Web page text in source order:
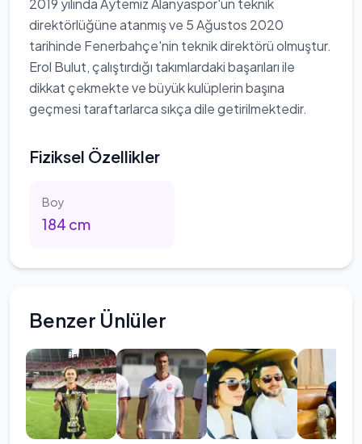
2019 yılında Aytemiz Alanyaspor'un teknik
direktörlüğüne atanmış ve 5 Ağustos 2020
tarihinde Fenerbahçe'nin teknik direktörü olmuştur.
Erol Bulut, çalıştırdığı takımlardaki başarıları ile
dikkat çekmekte ve büyük kulüplerin başına
geçmesi taraftarlarca sıkça dile getirilmektedir.
Fiziksel Özellikler
Boy
184 cm
Benzer Ünlüler